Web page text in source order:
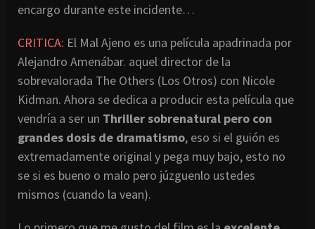
encargo durante este incidente…
CRITICA: El Mal Ajeno es una película apadrinada por
Alejandro Amenábar. aquel director de la
sobrevalorada The Others (Los Otros) con Nicole
Kidman. Ahora se dedica a producir esta película que
vendría a ser un Thriller sobrenatural pero con
grandes dosis de dramatismo, eso si el guión es
extremadamente original y pega muy bajo, esto no
se si es bueno o malo pero júzguenlo ustedes
mismos (cuando la vean).